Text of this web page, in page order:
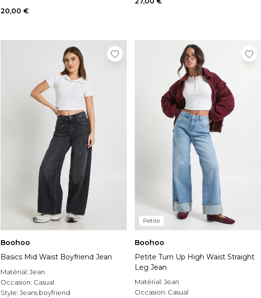
20,00 €
Boohoo
Basics Mid Waist Boyfriend Jean
Matérial: Jean
Occasion: Casual
Style: Jeans boyfriend
Petite
Boohoo
Petite Turn Up High Waist Straight
Leg Jean
Matérial: Jean
Occasion: Casual